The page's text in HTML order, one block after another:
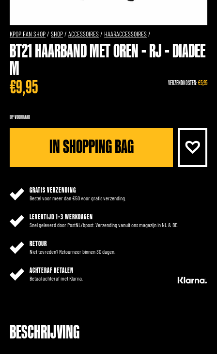
KPOP FAN SHOP /SHOP /ACCESSOIRES / HAARACCESSOIRES /
BT21 HAARBAND MET OREN - RJ - DIADEE
M
€9,95 VERZENDKOSTEN:€5,95
OP VOORRAAD
IN SHOPPING BAG
GRATIS VERZENDING
Bestel voor meer dan €50 voor gratis verzending.
LEVERTIJD 1-3 WERKDAGEN
Snel geleverd door PostNL/bpost. Verzending vanuit ons magazijn in NL & BE.
RETOUR
Niet tevreden? Retourneer binnen 30 dagen.
ACHTERAF BETALEN
Betaal achteraf met Klarna.
BESCHRIJVING